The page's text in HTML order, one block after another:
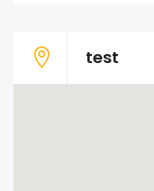
test